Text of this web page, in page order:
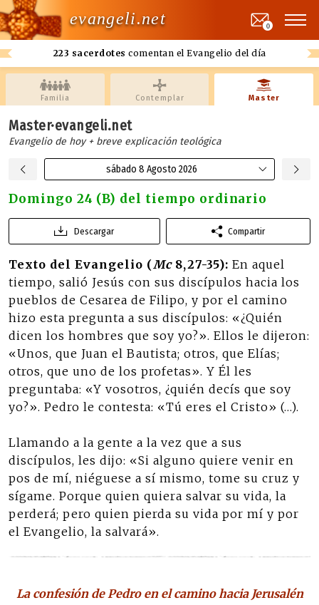
evangeli.net
223 sacerdotes comentan el Evangelio del día
0
Familia Contemplar Master
Master·evangeli.net
Evangelio de hoy + breve explicación teológica
sábado 8 Agosto 2026
Domingo 24 (B) del tiempo ordinario
Descargar Compartir
Texto del Evangelio (Mc8,27-35): En aquel
tiempo, salió Jesús con sus discípulos hacia los
pueblos de Cesarea de Filipo, y por el camino
hizo esta pregunta a sus discípulos: «¿Quién
dicen los hombres que soy yo?». Ellos le dijeron:
«Unos, que Juan el Bautista; otros, que Elías;
otros, que uno de los profetas». Y Él les
preguntaba: «Y vosotros, ¿quién decís que soy
yo?». Pedro le contesta: «Tú eres el Cristo» (…).
Llamando a la gente a la vez que a sus
discípulos, les dijo: «Si alguno quiere venir en
pos de mí, niéguese a sí mismo, tome su cruz y
sígame. Porque quien quiera salvar su vida, la
perderá; pero quien pierda su vida por mí y por
el Evangelio, la salvará».
La confesión de Pedro en el camino hacia Jerusalén